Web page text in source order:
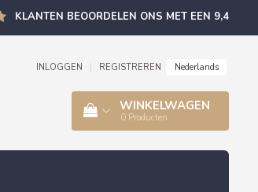
KLANTEN BEOORDELEN ONS MET EEN 9,4
INLOGGEN REGISTREREN Nederlands
WINKELWAGEN
0 Producten